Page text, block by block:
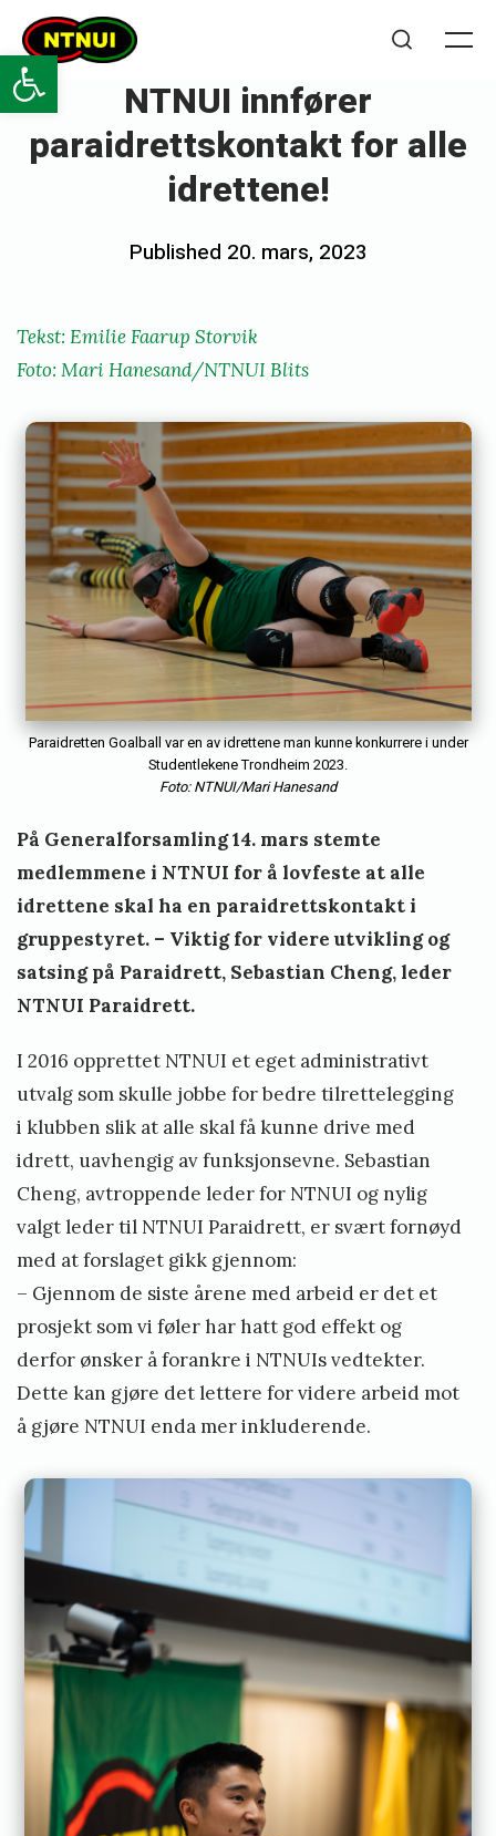
Open toolbar
Skip
content
NTNUI
NTNUI innfører
paraidrettskontakt for alle
idrettene!
Posted
Published 20. mars, 2023
l
i
e
s
t
o
r
v
i
Tekst: Emilie Faarup Storvik
Foto: Mari Hanesand/NTNUI Blits
Paraidretten Goalball var en av idrettene man kunne konkurrere i under
Studentlekene Trondheim 2023.
Foto: NTNUI/Mari Hanesand
På Generalforsamling 14. mars stemte
medlemmene i NTNUI for å lovfeste at alle
idrettene skal ha en paraidrettskontakt i
gruppestyret. – Viktig for videre utvikling og
satsing på Paraidrett, Sebastian Cheng, leder
NTNUI Paraidrett.
I 2016 opprettet NTNUI et eget administrativt
utvalg som skulle jobbe for bedre tilrettelegging
i klubben slik at alle skal få kunne drive med
idrett, uavhengig av funksjonsevne. Sebastian
Cheng, avtroppende leder for NTNUI og nylig
valgt leder til NTNUI Paraidrett, er svært fornøyd
med at forslaget gikk gjennom:
– Gjennom de siste årene med arbeid er det et
prosjekt som vi føler har hatt god effekt og
derfor ønsker å forankre i NTNUIs vedtekter.
Dette kan gjøre det lettere for videre arbeid mot
å gjøre NTNUI enda mer inkluderende.